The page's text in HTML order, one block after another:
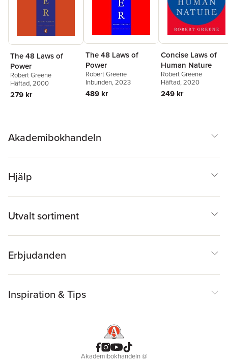
The 48 Laws of
Power
Robert Greene
Häftad, 2000
279 kr
The 48 Laws of
Power
Robert Greene
Inbunden, 2023
489 kr
Concise Laws of
Human Nature
Robert Greene
Häftad, 2020
249 kr
Akademibokhandeln
Hjälp
Utvalt sortiment
Erbjudanden
Inspiration & Tips
Akademibokhandeln@